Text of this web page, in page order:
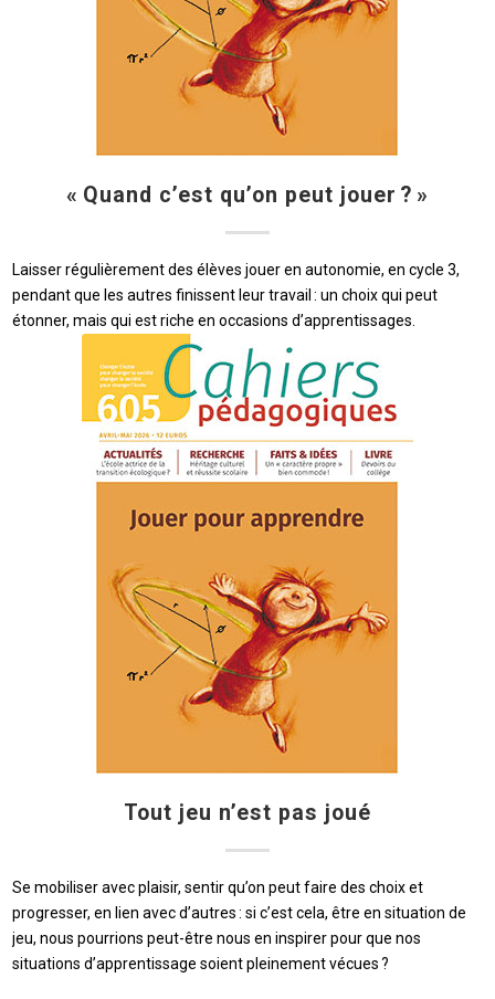
« Quand c’est qu’on peut jouer ? »
Laisser régulièrement des élèves jouer en autonomie, en cycle 3,
pendant que les autres finissent leur travail : un choix qui peut
étonner, mais qui est riche en occasions d’apprentissages.
Tout jeu n’est pas joué
Se mobiliser avec plaisir, sentir qu’on peut faire des choix et
progresser, en lien avec d’autres : si c’est cela, être en situation de
jeu, nous pourrions peut-être nous en inspirer pour que nos
situations d’apprentissage soient pleinement vécues ?